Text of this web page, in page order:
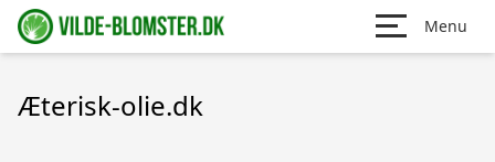
Menu
Æterisk-olie.dk